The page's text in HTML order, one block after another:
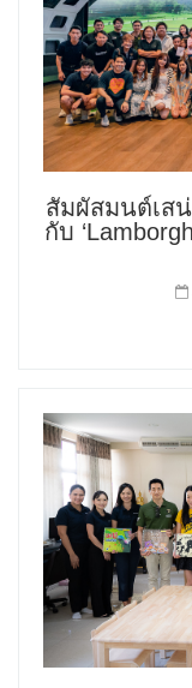
สัมผัสมนต์เส
กับ